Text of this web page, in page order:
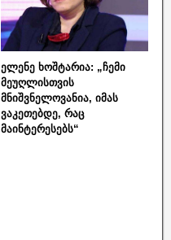
ელენე ხოშტარია: „ჩემი
მეუღლისთვის
მნიშვნელოვანია, იმას
ვაკეთებდე, რაც
მაინტერესებს“